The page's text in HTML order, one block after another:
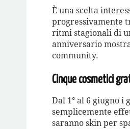
È una scelta
progressivamente
ritmi stagionali di
anniversario
community.
Cinque cosmetici
Dal 1° al 6 giugno
semplicemente
saranno skin per